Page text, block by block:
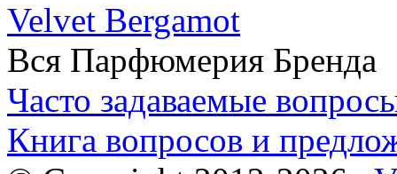
Velvet Bergamot
Вся Парфюмерия Бренда
Часто задаваемые
Книга вопросов и